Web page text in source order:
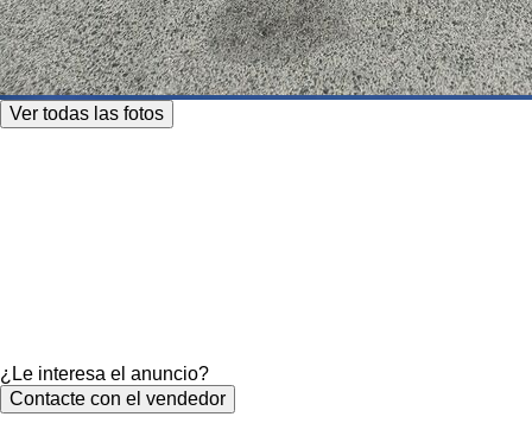
Ver todas las fotos
¿Le interesa el anuncio?
Contacte con el vendedor